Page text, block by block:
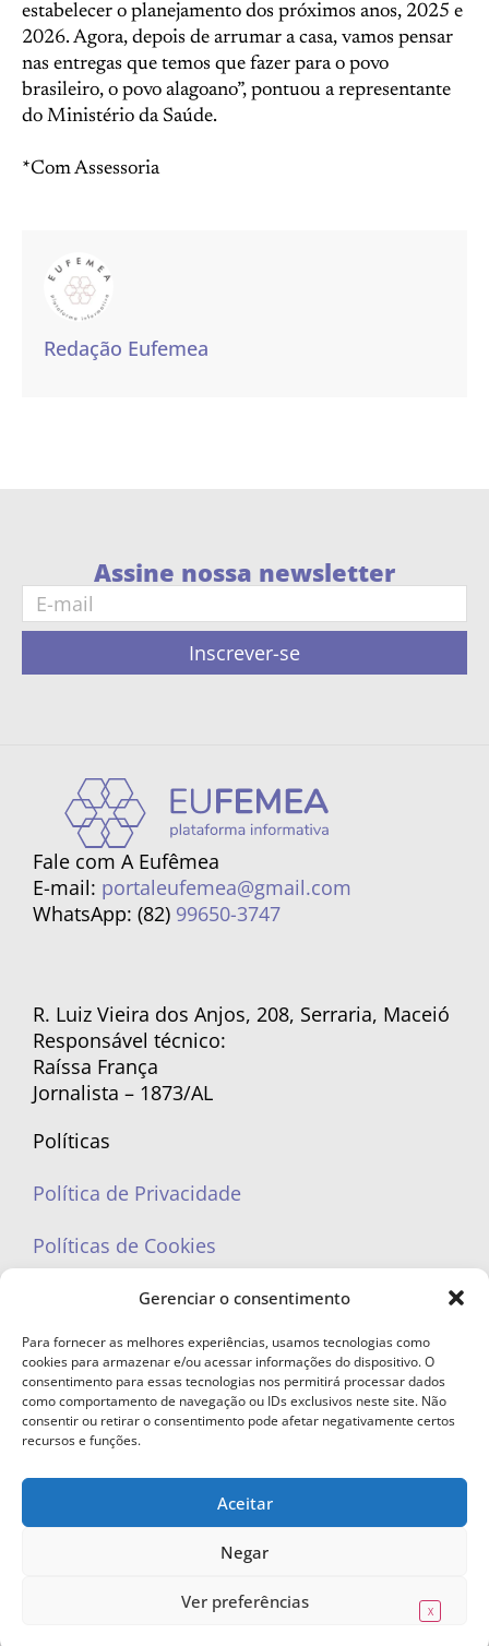
Gerenciar o consentimento
Para fornecer as melhores experiências, usamos tecnologias como
cookies para armazenar e/ou acessar informações do dispositivo. O
consentimento para essas tecnologias nos permitirá processar dados
como comportamento de navegação ou IDs exclusivos neste site. Não
consentir ou retirar o consentimento pode afetar negativamente certos
recursos e funções.
Aceitar
Negar
Ver preferências
estabelecer o planejamento dos próximos anos, 2025 e
2026. Agora, depois de arrumar a casa, vamos pensar
nas entregas que temos que fazer para o povo
brasileiro, o povo alagoano”, pontuou a representante
do Ministério da Saúde.
*Com Assessoria
Redação Eufemea
Assine nossa newsletter
Inscrever-se
Fale com A Eufêmea
E-mail: portaleufemea@gmail.com
WhatsApp: (82) 99650-3747
R. Luiz Vieira dos Anjos, 208, Serraria, Maceió
Responsável técnico:
Raíssa França
Jornalista – 1873/AL
Políticas
Política de Privacidade
Políticas de Cookies
portaleufemea@gmail.com
© Copyright 2023 - Todos os direitos reservados. Proibida cópia total ou
parcial sem autorização.
X